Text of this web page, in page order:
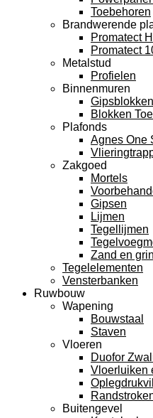
Toebehoren
Brandwerende
Promatect H
Promatect
Metalstud
Profielen
Binnenmuren
Gipsblokken
Blokken
Plafonds
Agnes One
Zakgoed
Mortels
Gipsen
Lijmen
Tegellijmen
Zand en
Tegelelementen
Vensterbanken
Ruwbouw
Wapening
Bouwstaal
Staven
Vloeren
Duofor
Vloerluiken
Buitengevel